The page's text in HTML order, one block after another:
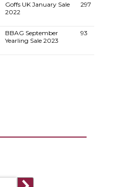
Goffs UK January Sale
2022
297
BBAG September
Yearling Sale 2023
93